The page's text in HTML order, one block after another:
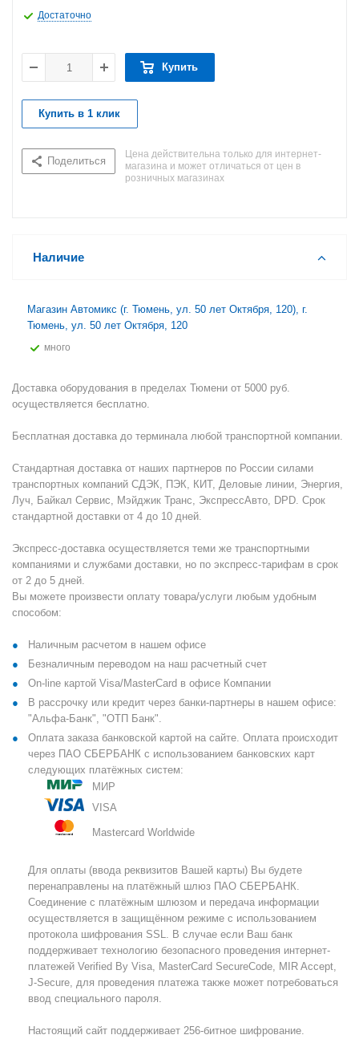
Достаточно
Купить
Купить в 1 клик
Поделиться
Цена действительна только для интернет-
магазина и может отличаться от цен в
розничных магазинах
Наличие
Магазин Автомикс (г. Тюмень, ул. 50 лет Октября, 120), г.
Тюмень, ул. 50 лет Октября, 120
Много
Доставка оборудования в пределах Тюмени от 5000 руб.
осуществляется бесплатно.
Бесплатная доставка до терминала любой транспортной компании.
Стандартная доставка от наших партнеров по России силами
транспортных компаний СДЭК, ПЭК, КИТ, Деловые линии, Энергия,
Луч, Байкал Сервис, Мэйджик Транс, ЭкспрессАвто, DPD. Срок
стандартной доставки от 4 до 10 дней.
Экспресс-доставка осуществляется теми же транспортными
компаниями и службами доставки, но по экспресс-тарифам в срок
от 2 до 5 дней.
Вы можете произвести оплату товара/услуги любым удобным
способом:
Наличным расчетом в нашем офисе
Безналичным переводом на наш расчетный счет
On-line картой Visa/MasterCard в офисе Компании
В рассрочку или кредит через банки-партнеры в нашем офисе:
"Альфа-Банк", "ОТП Банк".
Оплата заказа банковской картой на сайте. Оплата происходит
через ПАО СБЕРБАНК с использованием банковских карт
следующих платёжных систем:
МИР
VISA
Mastercard Worldwide
Для оплаты (ввода реквизитов Вашей карты) Вы будете
перенаправлены на платёжный шлюз ПАО СБЕРБАНК.
Соединение с платёжным шлюзом и передача информации
осуществляется в защищённом режиме с использованием
протокола шифрования SSL. В случае если Ваш банк
поддерживает технологию безопасного проведения интернет-
платежей Verified By Visa, MasterCard SecureCode, MIR Accept,
J-Secure, для проведения платежа также может потребоваться
ввод специального пароля.
Настоящий сайт поддерживает 256-битное шифрование.